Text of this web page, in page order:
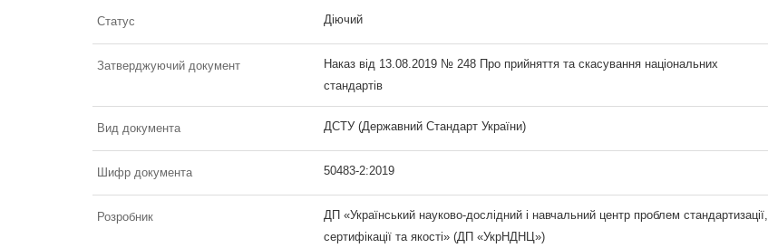
Статус Діючий
Затверджуючий документ
Наказ від 13.08.2019 № 248 Про прийняття та скасування національних
стандартів
Вид документа ДСТУ (Державний Стандарт України)
Шифр документа 50483-2:2019
Розробник
ДП «Український науково-дослідний і навчальний центр проблем стандартизації,
сертифікації та якості» (ДП «УкрНДНЦ»)